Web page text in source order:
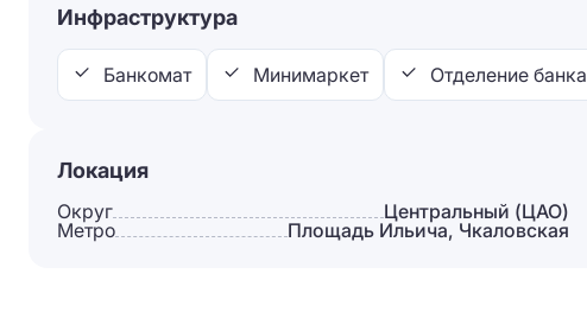
Инфраструктура
Банкомат Минимаркет Отделение банка
Локация
Округ Центральный (ЦАО)
Метро
Площадь Ильича, Чкаловская